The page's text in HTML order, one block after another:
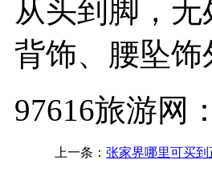
从头到脚，
背饰、腰坠
97616旅游网
上一条： 张家界哪里可买